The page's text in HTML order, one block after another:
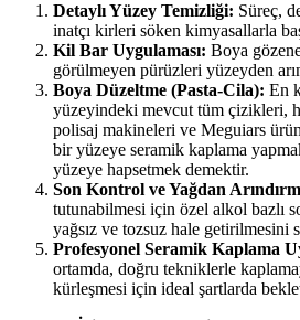
Detaylı Yüzey Temizliği: Süreç,
inatçı kirleri söken kimyasallarla
Kil Bar Uygulaması: Boya
görülmeyen pürüzleri yüzeyden
Boya Düzeltme (Pasta-Cila): En
yüzeyindeki mevcut tüm çizikleri,
polisaj makineleri ve Meguiars
bir yüzeye seramik kaplama
yüzeye hapsetmek demektir.
Son Kontrol ve Yağdan
tutunabilmesi için özel alkol bazlı
yağsız ve tozsuz hale getirilmesini
Profesyonel Seramik Kaplama
ortamda, doğru tekniklerle
kürleşmesi için ideal şartlarda